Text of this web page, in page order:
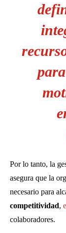
Por lo tanto, la
asegura que la
necesario para
competitividad,
colaboradores.